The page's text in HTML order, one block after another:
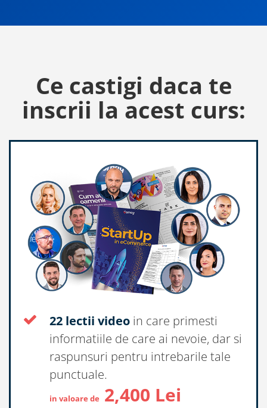
Ce castigi daca te
inscrii la acest curs:
22 lectii video in care primesti
informatiile de care ai nevoie, dar si
raspunsuri pentru intrebarile tale
punctuale.
in valoare de 2,400 Lei